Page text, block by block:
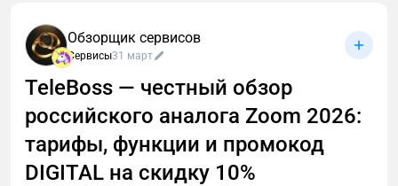
без предупреждения. Параллельно налоговая ждёт
чеки на каждый платёж — и штрафует, если их нет:
20% от суммы за первое нарушение, 100% за
повторное. GetPlatinum закрывает оба сценария
автоматически.
Обзорщик сервисов
Сервисы31 март
TeleBoss — честный обзор
российского аналога Zoom 2026:
тарифы, функции и промокод
DIGITAL на скидку 10%